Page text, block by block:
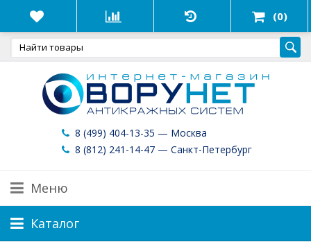
(0)
8 (499) 404-13-35 — Москва
8 (812) 241-14-47 — Санкт-Петербург
Меню
Каталог